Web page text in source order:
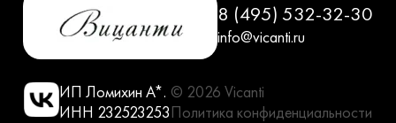
8 (495) 532-32-30
info@vicanti.ru
ИП Ломихин А*.
ИНН 232523253
© 2026 Vicanti
Политика конфиденциальности